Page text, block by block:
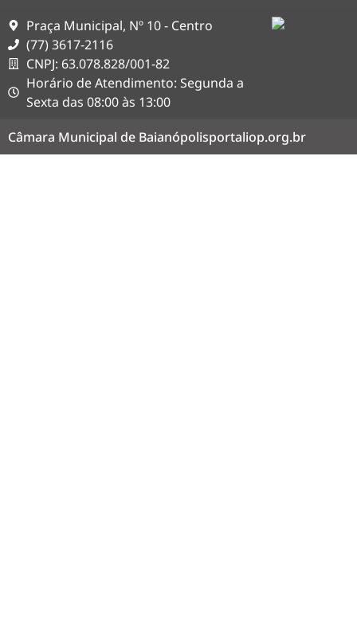
Praça Municipal, Nº 10 - Centro
(77) 3617-2116
CNPJ: 63.078.828/001-82
Horário de Atendimento: Segunda a
Sexta das 08:00 às 13:00
Câmara Municipal de Baianópolisportaliop.org.br